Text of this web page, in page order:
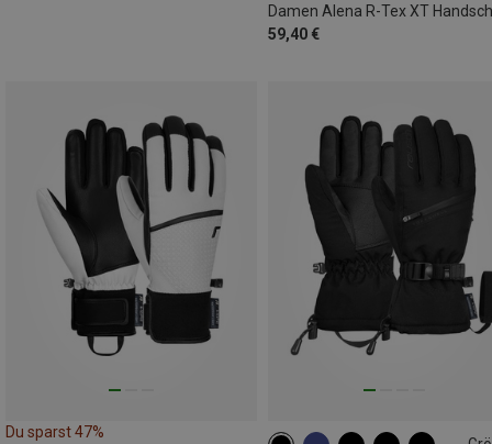
Damen Alena R-Tex XT
59,40 €
Du sparst 47%